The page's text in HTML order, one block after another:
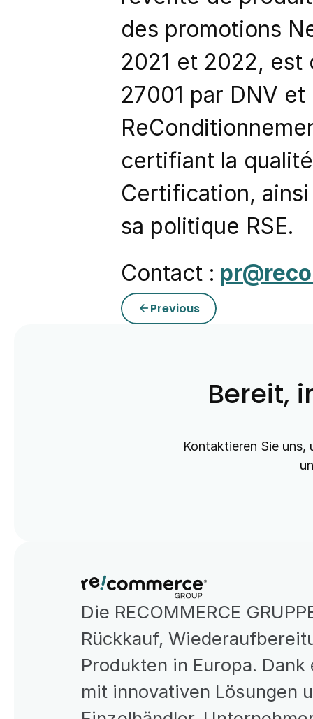
des promotions
2021 et 2022, est
27001 par DNV
certifiant la
Certification,
sa politique RSE.
Contact :
arrow_backPrevious
Bereit,
Kontaktieren Sie uns,
Die RECOMMERCE
Rückkauf,
Produkten in Europa.
mit innovativen Lösungen